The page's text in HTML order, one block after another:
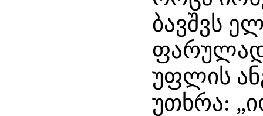
ბავშვს
ფარულად
უფლის
უთხრა: